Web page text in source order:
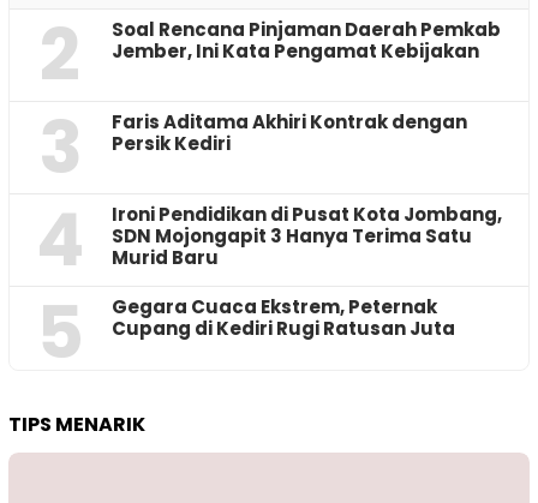
2
‎Soal Rencana Pinjaman Daerah Pemkab
Jember, Ini Kata Pengamat Kebijakan ‎
3
Faris Aditama Akhiri Kontrak dengan
Persik Kediri
4
Ironi Pendidikan di Pusat Kota Jombang,
SDN Mojongapit 3 Hanya Terima Satu
Murid Baru
5
‎Gegara Cuaca Ekstrem, Peternak
Cupang di Kediri Rugi Ratusan Juta
TIPS MENARIK